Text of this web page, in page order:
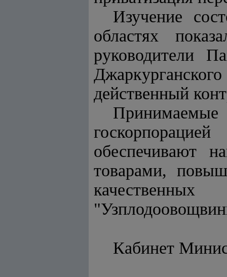
Изучение
областях
руководители
действенный
Принимаемые
обеспечивают
товарами,
Кабинет